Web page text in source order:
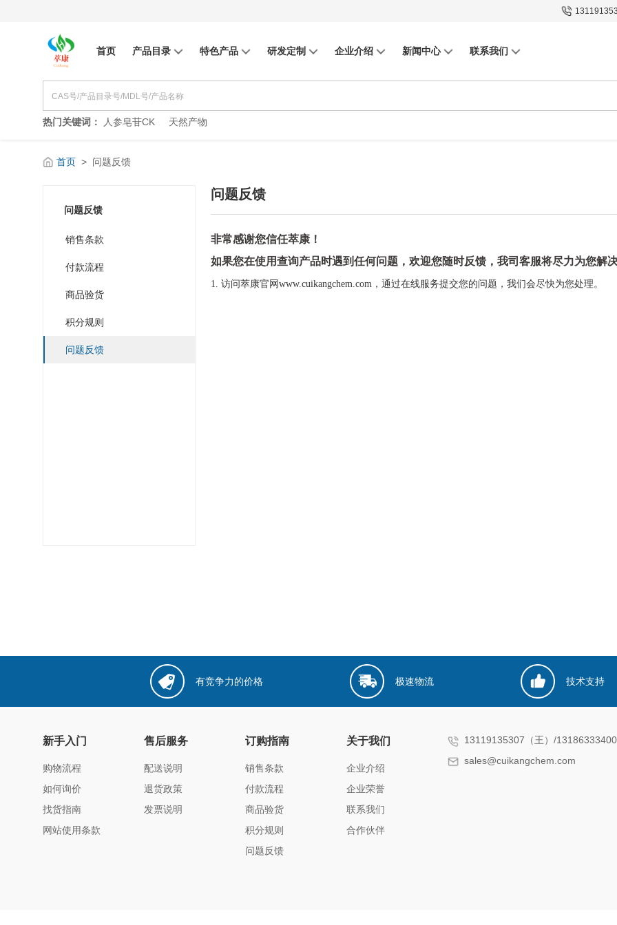
首页 产品目录 特色产品 研发定制 企业介绍 新闻中心 联系我们
热门关键词： 人参皂苷CK 天然产物
首页 > 问题反馈
问题反馈
销售条款
付款流程
商品验货
积分规则
问题反馈
问题反馈
非常感谢您信任萃康！
如果您在使用查询产品时遇到任何问题，欢迎您随时反馈，我司客服将尽力为您解
1. 访问萃康官网 www.cuikangchem.com ，通过在线服务提交您的问题，我们会尽快为您处理。
有竞争力的价格 极速物流 技术支持
新手入门
购物流程
如何询价
找货指南
网站使用条款
售后服务
配送说明
退货政策
发票说明
订购指南
销售条款
付款流程
商品验货
积分规则
问题反馈
关于我们
企业介绍
企业荣誉
联系我们
合作伙伴
13119135307（王）/
sales@cuikangchem.com